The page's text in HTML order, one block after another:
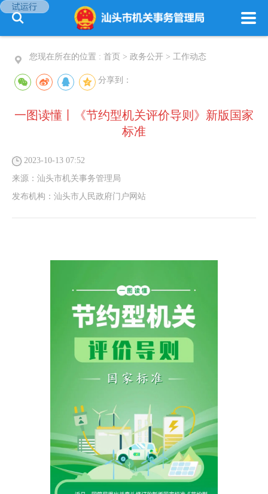
您现在所在的位置 : 首页 > 政务公开 > 工作动态
分享到：
一图读懂丨《节约型机关评价导则》新版国家
标准
2023-10-13 07:52
来源： 汕头市机关事务管理局
发布机构： 汕头市人民政府门户网站